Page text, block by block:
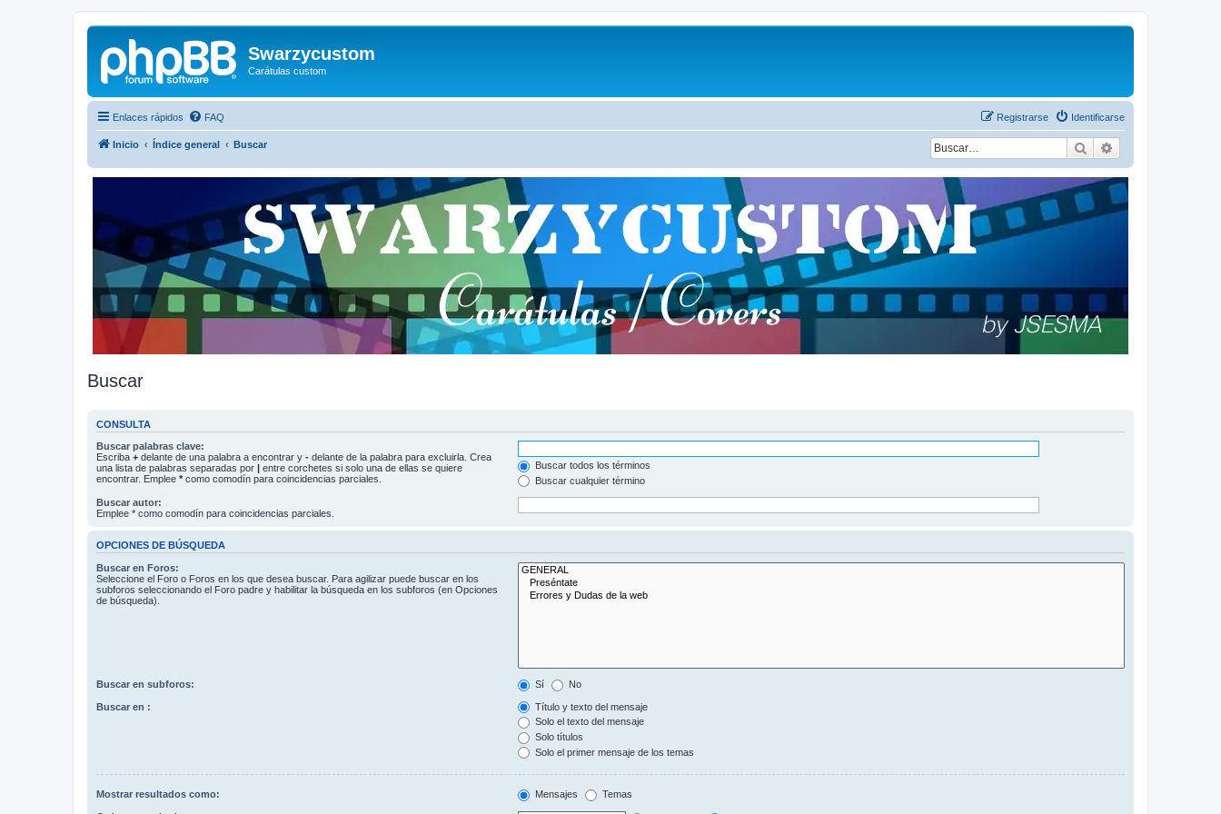
Swarzycustom
Carátulas custom
Enlaces rápidos FAQ Identificarse
Registrarse
Inicio Índice general Buscar Buscar
Buscar
CONSULTA
Buscar palabras clave:
Escriba + delante de una palabra a encontrar y - delante de la palabra para excluirla. Crea
una lista de palabras separadas por | entre corchetes si solo una de ellas se quiere
encontrar. Emplee * como comodín para coincidencias parciales.
Buscar todos los términos
Buscar cualquier término
Buscar autor:
Emplee * como comodín para coincidencias parciales.
OPCIONES DE BÚSQUEDA
Buscar en Foros:
Seleccione el Foro o Foros en los que desea buscar. Para agilizar puede buscar en los
subforos seleccionando el Foro padre y habilitar la búsqueda en los subforos (en Opciones
de búsqueda).
Buscar en subforos: Sí No
Buscar en :
Título y texto del mensaje
Solo el texto del mensaje
Solo títulos
Solo el primer mensaje de los temas
Mostrar resultados como: Mensajes Temas